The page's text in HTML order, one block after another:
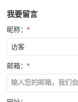
我要留言
昵称： *
邮箱： *